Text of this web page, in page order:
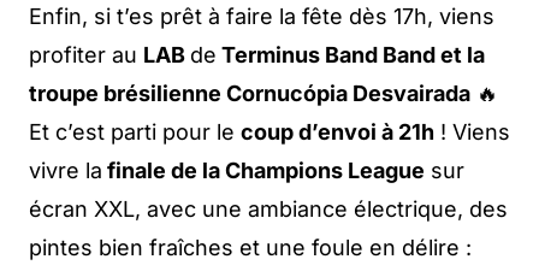
Enfin, si t’es prêt à faire la fête dès 17h, viens
profiter au LAB de Terminus Band Band et la
troupe brésilienne Cornucópia Desvairada 🔥
Et c’est parti pour le coup d’envoi à 21h ! Viens
vivre la finale de la Champions League sur
écran XXL, avec une ambiance électrique, des
pintes bien fraîches et une foule en délire :